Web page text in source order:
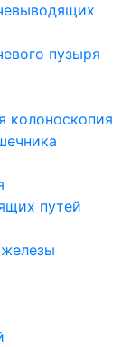
пузыря
колоноскопия
путей